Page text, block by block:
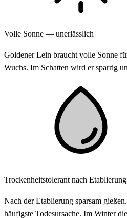
Volle Sonne — unerlässlich
Goldener Lein braucht volle Sonne
Wuchs. Im Schatten wird er sparrig
Trockenheitstolerant nach
Nach der Etablierung sparsam
häufigste Todesursache. Im Winter